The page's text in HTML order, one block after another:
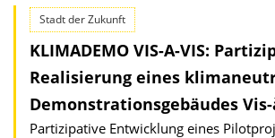
Stadt der Zukunft
KLIMADEMO VIS-A-VIS:
Realisierung eines
Demonstrationsgebäudes
Partizipative Entwicklung eines